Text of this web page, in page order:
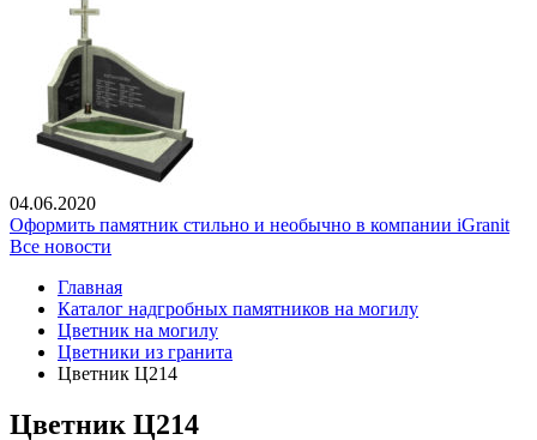
04.06.2020
Оформить памятник стильно и необычно в компании iGranit
Все новости
Главная
Каталог надгробных памятников на могилу
Цветник на могилу
Цветники из гранита
Цветник Ц214
Цветник Ц214